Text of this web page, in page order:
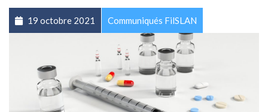
19 octobre 2021 Communiqués FilSLAN